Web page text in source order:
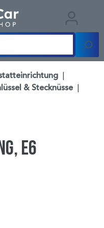
|
& Stecknüsse |
E6